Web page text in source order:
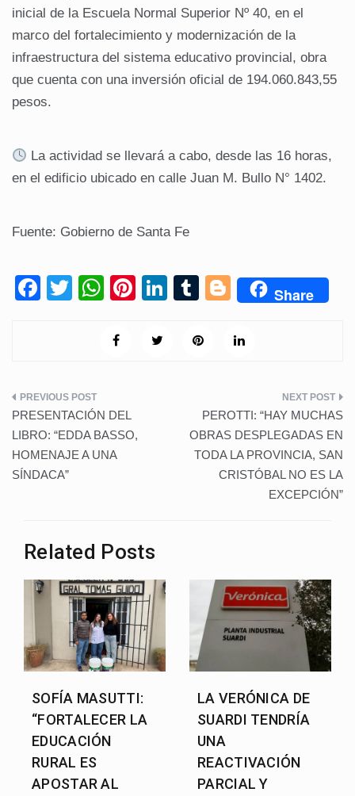
inicial de la Escuela Normal Superior Nº 40, en el
marco del fortalecimiento y modernización de la
infraestructura del sistema educativo provincial, obra
que cuenta con una inversión oficial de 194.060.843,55
pesos.
La actividad se llevará a cabo, desde las 16 horas,
en el edificio ubicado en calle Juan M. Bullo N° 1402.
Fuente: Gobierno de Santa Fe
F
b
o
o
k
T
W
at
p
p
Pi
er
Li
T
m
Bl
g
Share
Navegación
de
entradas
PRESENTACIÓN DEL
LIBRO: “EDDA BASSO,
HOMENAJE A UNA
SÍNDACA”
PEROTTI: “HAY MUCHAS
OBRAS DESPLEGADAS EN
TODA LA PROVINCIA, SAN
CRISTÓBAL NO ES LA
EXCEPCIÓN”
Related Posts
SOFÍA MASUTTI:
“FORTALECER LA
EDUCACIÓN
RURAL ES
APOSTAR AL
LA VERÓNICA DE
SUARDI TENDRÍA
UNA
REACTIVACIÓN
PARCIAL Y